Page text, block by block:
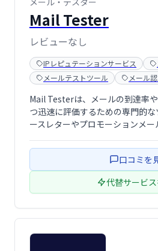
Mail Tester
レビューなし
IPレピュテーションサービス
メールテストツール
メール
Mail Testerは、メールの到達率
つ迅速に評価するための専門的
ースレターやプロモーションメ
置付けられています。
口コミを
代替サービ